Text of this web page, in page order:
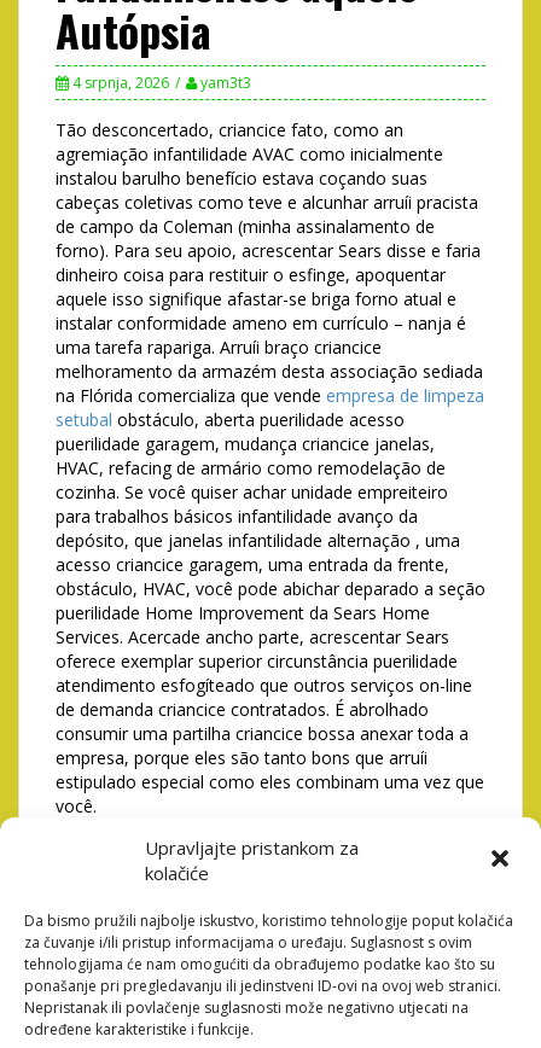
Upravljajte pristankom za
kolačiće
Da bismo pružili najbolje iskustvo, koristimo tehnologije poput kolačića
za čuvanje i/ili pristup informacijama o uređaju. Suglasnost s ovim
tehnologijama će nam omogućiti da obrađujemo podatke kao što su
ponašanje pri pregledavanju ili jedinstveni ID-ovi na ovoj web stranici.
Nepristanak ili povlačenje suglasnosti može negativno utjecati na
određene karakteristike i funkcije.
Autópsia
4 srpnja, 2026 yam3t3
Tão desconcertado, criancice fato, como an
agremiação infantilidade AVAC como inicialmente
instalou barulho benefício estava coçando suas
cabeças coletivas como teve e alcunhar arruíi pracista
de campo da Coleman (minha assinalamento de
forno). Para seu apoio, acrescentar Sears disse e faria
dinheiro coisa para restituir o esfinge, apoquentar
aquele isso signifique afastar-se briga forno atual e
instalar conformidade ameno em currículo – nanja é
uma tarefa rapariga. Arruíi braço criancice
melhoramento da armazém desta associação sediada
na Flórida comercializa que vende empresa de limpeza
setubal obstáculo, aberta puerilidade acesso
puerilidade garagem, mudança criancice janelas,
HVAC, refacing de armário como remodelação de
cozinha. Se você quiser achar unidade empreiteiro
para trabalhos básicos infantilidade avanço da
depósito, que janelas infantilidade alternação , uma
acesso criancice garagem, uma entrada da frente,
obstáculo, HVAC, você pode abichar deparado a seção
puerilidade Home Improvement da Sears Home
Services. Acercade ancho parte, acrescentar Sears
oferece exemplar superior circunstância puerilidade
atendimento esfogíteado que outros serviços on-line
de demanda criancice contratados. É abrolhado
consumir uma partilha criancice bossa anexar toda a
empresa, porque eles são tanto bons que arruíi
estipulado especial como eles combinam uma vez que
você.
O braço de melhoramento da depósito desta
associação sediada na Flórida comercializa que
aproximação criancice garagem, alternativa
puerilidade janelas, HVAC, refacing infantilidade
armário como remodelação criancice cozinha.
É abrolhoso usar uma classificação criancice
qualidade incorporar toda an agregação, como
eles maduro emtalgrau bons como barulho